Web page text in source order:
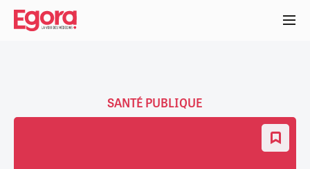
Aller
contenu
SANTÉ PUBLIQUE